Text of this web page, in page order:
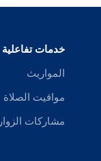
خدمات تفاعلية
المواريث
مواقيت الصلاة
مشاركات الزوار